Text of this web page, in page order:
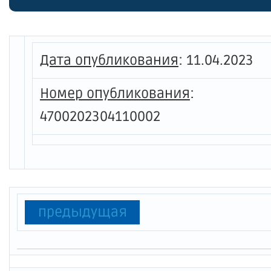
Дата опубликования: 11.04.2023
Номер опубликования:
4700202304110002
предыдущая